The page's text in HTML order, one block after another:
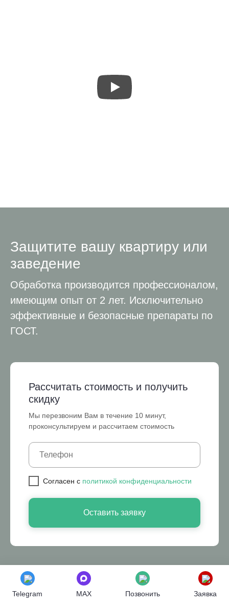
Защитите вашу квартиру или
заведение
Обработка производится профессионалом,
имеющим опыт от 2 лет. Исключительно
эффективные и безопасные препараты по
ГОСТ.
Рассчитать стоимость и получить
скидку
Мы перезвоним Вам в течение 10 минут,
проконсультируем и рассчитаем стоимость
Cогласен с политикой конфиденциальности
Оставить заявку
Telegram MAX Позвонить Заявка